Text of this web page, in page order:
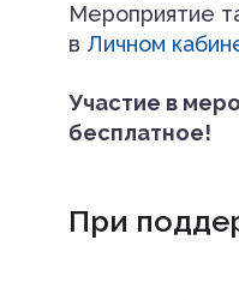
Мероприятие
в Личном
Участие в
бесплатное!
При